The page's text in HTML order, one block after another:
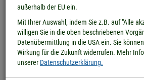
außerhalb der EU ein.
Mit Ihrer Auswahl, indem Sie z.B. auf "Alle
willigen Sie in die oben beschriebenen
Datenübermittlung in die USA ein. Sie
Wirkung für die Zukunft widerrufen. Mehr
unserer Datenschutzerklärung.
Stöbern Sie online...
...in unserem übersichtlichen, gut strukturierten
Zum Antiquariats-Shop